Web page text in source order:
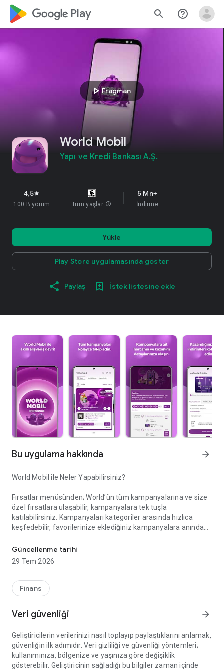
google_logo Play search help_outline
play_arrowFragman
World Mobil
Yapı ve Kredi Bankası A.Ş.
4,5star
100 B yorum Tüm yaşlar info
5 Mn+
İndirme
Yükle
Play Store uygulamasında göster
Paylaş İstek listesine ekle
Bu uygulama hakkında arrow_forward
World Mobil ile Neler Yapabilirsiniz?
Fırsatlar menüsünden; World’ün tüm kampanyalarına ve size
özel fırsatlara ulaşabilir, kampanyalara tek tuşla
katılabilirsiniz. Kampanyaları kategoriler arasında hızlıca
keşfedebilir, favorilerinize eklediğiniz kampanyalara anında
aradığınız kampanyayı kolayca bulabilir, kampanya
katılımlarınızı, kazanım süreçlerinizi ve elde ettiğiniz puan ile
Kazandıklarım menüsünden; Kredi kartlarınız, TLcard’larınız
kazandığınız puan ve indirimleri görüntüleyebilir, harcadığınız
World Pay menüsünden; QR Kod ile Öde özelliği sayesinde
kart veya hesabınızdan zahmetsizce ödeme yapabilirsiniz.
Güncellenme tarihi
29 Tem 2026
Finans
Veri güvenliği arrow_forward
Geliştiricilerin verilerinizi nasıl toplayıp paylaştıklarını anlamak,
güvenliğin ilk adımıdır. Veri gizliliği ve güvenliği yöntemleri;
kullanımınıza, bölgenize ve yaşınıza göre değişiklik
gösterebilir. Geliştiricinin sağladığı bu bilgiler zaman içinde